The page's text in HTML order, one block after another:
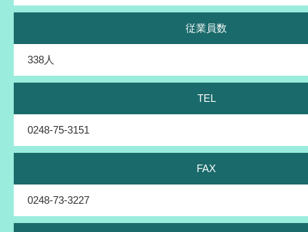
従業員数
338人
TEL
0248-75-3151
FAX
0248-73-3227